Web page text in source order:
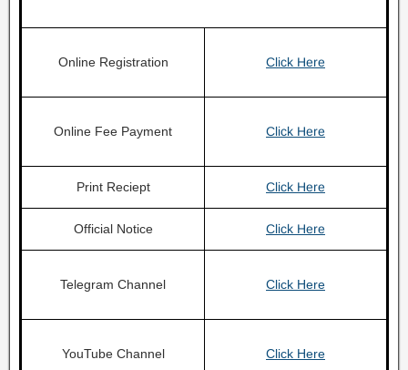
Online Registration Click Here
Online Fee Payment Click Here
Print Reciept Click Here
Official Notice Click Here
Telegram Channel Click Here
YouTube Channel Click Here